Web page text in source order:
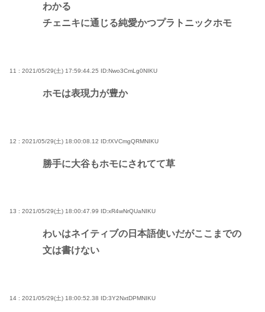
わかる
チェニキに通じる純愛かつプラトニックホモ
11 : 2021/05/29(土) 17:59:44.25 ID:Nwo3CmLg0NIKU
ホモは表現力が豊か
12 : 2021/05/29(土) 18:00:08.12 ID:fXVCmgQRMNIKU
勝手に大谷もホモにされてて草
13 : 2021/05/29(土) 18:00:47.99 ID:xR4wNrQUaNIKU
わいはネイティブの日本語使いだがここまでの
文は書けない
14 : 2021/05/29(土) 18:00:52.38 ID:3Y2NxtDPMNIKU